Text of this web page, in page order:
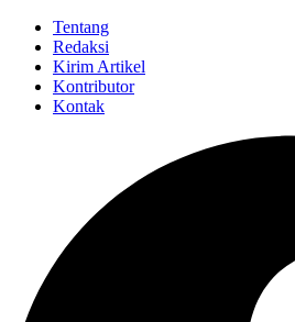
Tentang
Redaksi
Kirim Artikel
Kontributor
Kontak